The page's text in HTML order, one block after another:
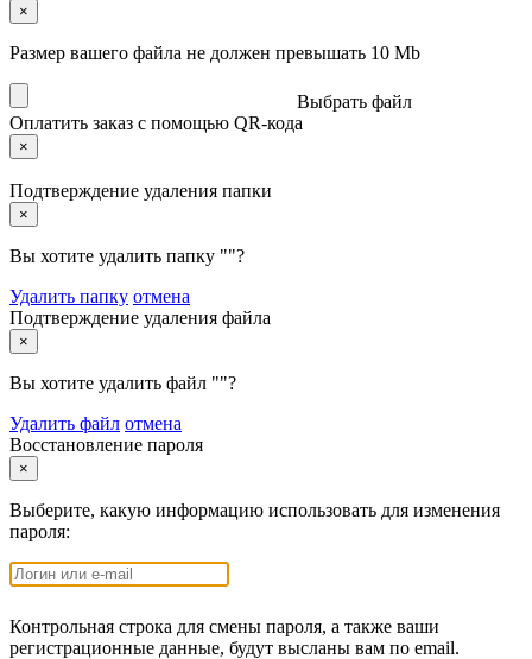
×
Размер вашего файла не должен превышать 10 Mb
Выбрать файл
Оплатить заказ с помощью QR-кода
×
Подтверждение удаления папки
×
Вы хотите удалить папку ""?
Удалить папку отмена
Подтверждение удаления файла
×
Вы хотите удалить файл ""?
Удалить файл отмена
Восстановление пароля
×
Выберите, какую информацию использовать для изменения
пароля:
Контрольная строка для смены пароля, а также ваши
регистрационные данные, будут высланы вам по email.